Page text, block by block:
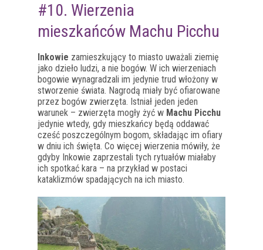
#10. Wierzenia
mieszkańców Machu Picchu
Inkowie zamieszkujący to miasto uważali ziemię
jako dzieło ludzi, a nie bogów. W ich wierzeniach
bogowie wynagradzali im jedynie trud włożony w
stworzenie świata. Nagrodą miały być ofiarowane
przez bogów zwierzęta. Istniał jeden jeden
warunek – zwierzęta mogły żyć w Machu Picchu
jedynie wtedy, gdy mieszkańcy będą oddawać
cześć poszczególnym bogom, składając im ofiary
w dniu ich święta. Co więcej wierzenia mówiły, że
gdyby Inkowie zaprzestali tych rytuałów miałaby
ich spotkać kara – na przykład w postaci
kataklizmów spadających na ich miasto.